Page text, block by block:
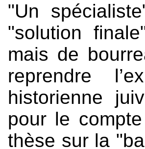
"Un
"solution
mais de
reprendre
historienne
pour le
thèse sur la